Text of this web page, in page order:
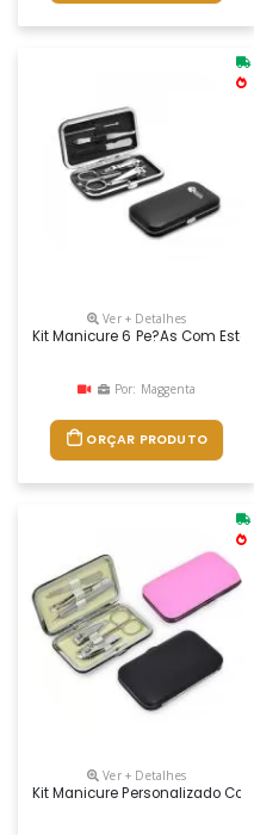
Ver + Detalhes
Kit Manicure 6 Pe?as Com
Por: Maggenta
ORÇAR PRODUTO
Ver + Detalhes
Kit Manicure Personalizado